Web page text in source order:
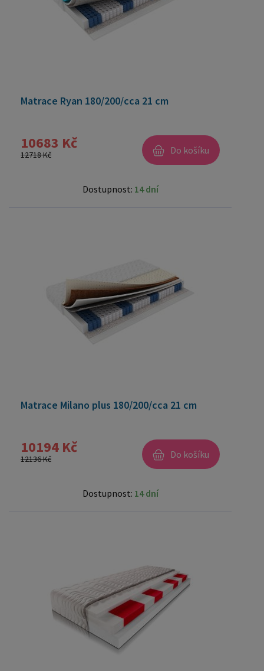
Matrace Ryan 180/200/cca 21 cm
10683 Kč
12718 Kč Do košíku
Dostupnost: 14 dní
Matrace Milano plus 180/200/cca 21 cm
10194 Kč
12136 Kč Do košíku
Dostupnost: 14 dní